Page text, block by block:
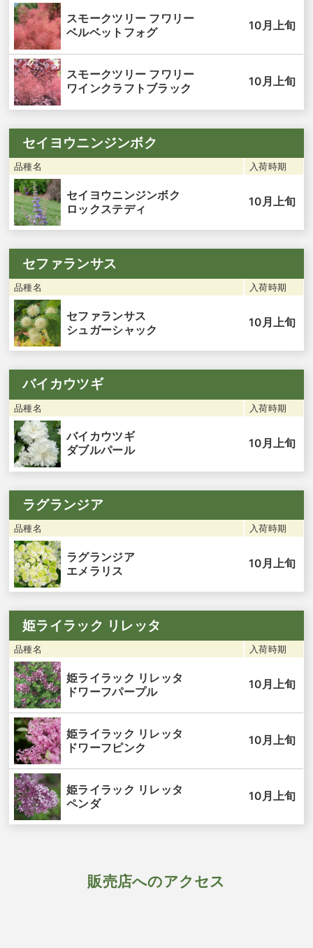
スモークツリー フワリー
ベルベットフォグ
10月上旬
スモークツリー フワリー
ワインクラフトブラック
10月上旬
セイヨウニンジンボク
品種名 入荷時期
セイヨウニンジンボク
ロックステディ
10月上旬
セファランサス
品種名 入荷時期
セファランサス
シュガーシャック
10月上旬
バイカウツギ
品種名 入荷時期
バイカウツギ
ダブルパール
10月上旬
ラグランジア
品種名 入荷時期
ラグランジア
エメラリス
10月上旬
姫ライラック リレッタ
品種名 入荷時期
姫ライラック リレッタ
ドワーフパープル
10月上旬
姫ライラック リレッタ
ドワーフピンク
10月上旬
姫ライラック リレッタ
ペンダ
10月上旬
販売店へのアクセス